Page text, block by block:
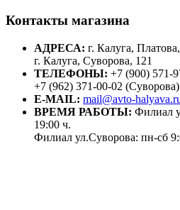
Контакты магазина
АДРЕСА: г. Калуга,
г. Калуга, Суворова, 121
ТЕЛЕФОНЫ: +7 (900) 571-
+7 (962) 371-00-02 (Суворова)
E-MAIL: mail@avto-
ВРЕМЯ РАБОТЫ: Филиал
19:00 ч.
Филиал ул.Суворова: пн-сб